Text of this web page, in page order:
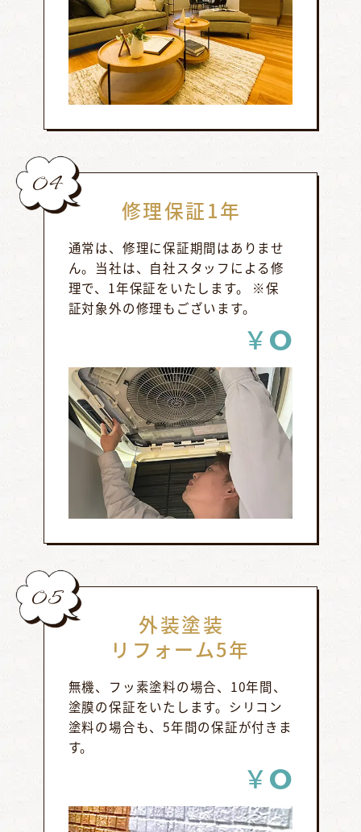
04
修理保証1年
通常は、修理に保証期間はありませ
ん。当社は、自社スタッフによる修
理で、1年保証をいたします。 ※保
証対象外の修理もございます。
￥0
05
外装塗装
リフォーム5年
無機、フッ素塗料の場合、10年間、
塗膜の保証をいたします。シリコン
塗料の場合も、5年間の保証が付きま
す。
￥0